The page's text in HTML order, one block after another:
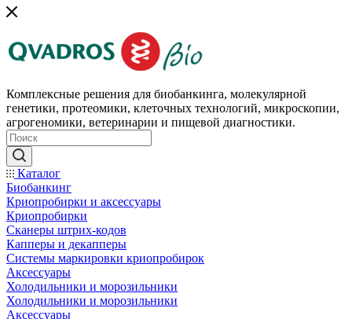
Комплексные решения для биобанкинга, молекулярной
генетики, протеомики, клеточных технологий, микроскопии,
агрогеномики, ветеринарии и пищевой диагностики.
Каталог
Биобанкинг
Криопробирки и аксессуары
Криопробирки
Сканеры штрих-кодов
Капперы и декапперы
Системы маркировки криопробирок
Аксессуары
Холодильники и морозильники
Холодильники и морозильники
Аксессуары